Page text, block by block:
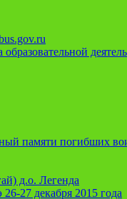
памяти погибших
д.о. Легенда
26-27 декабря 2015 года